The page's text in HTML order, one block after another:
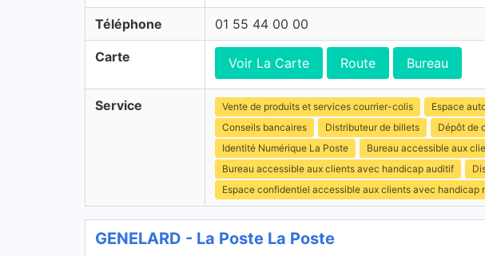
Téléphone 01 55 44 00 00
Carte Voir La Carte Route Bureau
Service Vente de produits et services courrier-colis Espace
Conseils bancaires
Distributeur de billets Dépôt de
Identité Numérique La Poste
Bureau accessible aux
Bureau accessible aux clients avec handicap auditif
Espace confidentiel accessible aux clients avec handicap
GENELARD - La Poste La Poste